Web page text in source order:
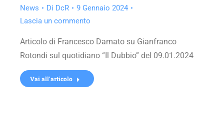
News Di DcR
9 Gennaio 2024
Lascia un commento
Articolo di Francesco Damato su Gianfranco
Rotondi sul quotidiano “Il Dubbio” del 09.01.2024
Vai all'articolo